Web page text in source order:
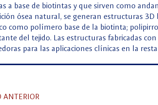
a base de biotintas y que sirven como
ósea natural, se generan estructuras
como polímero base de la biotinta;
del tejido. Las estructuras fabricadas
para las aplicaciones clínicas en la
ANTERIOR